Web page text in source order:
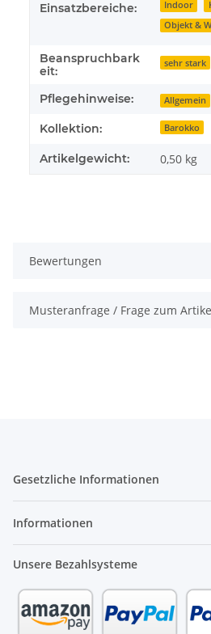
Einsatzbereiche:
Indoor
Objekt &
Beanspruchbark
eit:
sehr stark
Pflegehinweise: Allgemein
Kollektion: Barokko
Artikelgewicht: 0,50 kg
Bewertungen
Musteranfrage / Frage zum
Gesetzliche Informationen
Informationen
Unsere Bezahlsysteme